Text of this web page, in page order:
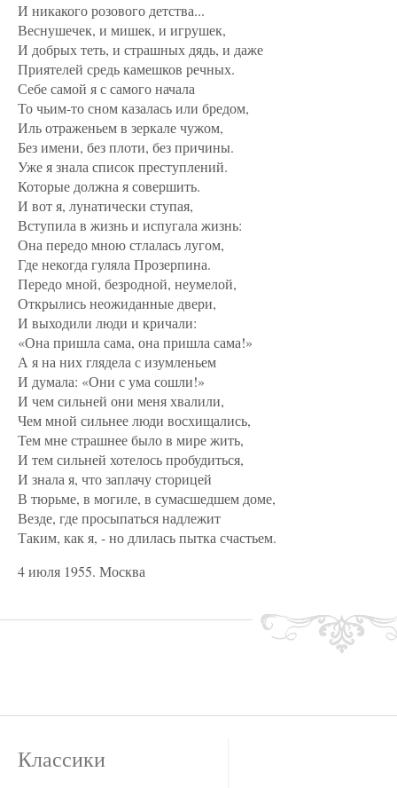
И никакого розового детства...
Веснушечек, и мишек, и игрушек,
И добрых теть, и страшных дядь, и даже
Приятелей средь камешков речных.
Себе самой я с самого начала
То чьим-то сном казалась или бредом,
Иль отраженьем в зеркале чужом,
Без имени, без плоти, без причины.
Уже я знала список преступлений.
Которые должна я совершить.
И вот я, лунатически ступая,
Вступила в жизнь и испугала жизнь:
Она передо мною стлалась лугом,
Где некогда гуляла Прозерпина.
Передо мной, безродной, неумелой,
Открылись неожиданные двери,
И выходили люди и кричали:
«Она пришла сама, она пришла сама!»
А я на них глядела с изумленьем
И думала: «Они с ума сошли!»
И чем сильней они меня хвалили,
Чем мной сильнее люди восхищались,
Тем мне страшнее было в мире жить,
И тем сильней хотелось пробудиться,
И знала я, что заплачу сторицей
В тюрьме, в могиле, в сумасшедшем доме,
Везде, где просыпаться надлежит
Таким, как я, - но длилась пытка счастьем.
4 июля 1955. Москва
Классики